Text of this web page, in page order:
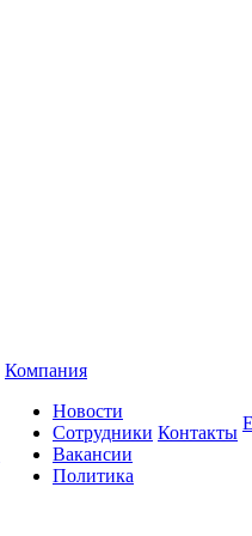
Компания
Новости
Сотрудники
Вакансии
Политика
Контакты